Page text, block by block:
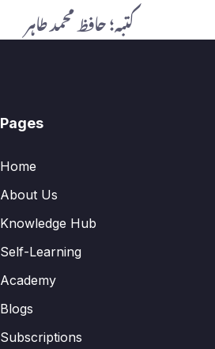
کتبہ؛ حافظ محمد طاہر
Pages
Home
About Us
Knowledge Hub
Self-Learning
Academy
Blogs
Subscriptions